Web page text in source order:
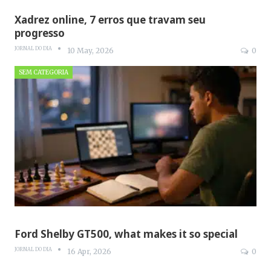
Xadrez online, 7 erros que travam seu
progresso
JORNAL DO DIA 10 May, 2026 0
SEM CATEGORIA
Ford Shelby GT500, what makes it so special
JORNAL DO DIA 16 Apr, 2026 0